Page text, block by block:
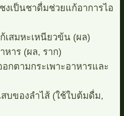
งเป็นชาดื่มช่วยแก้อาการไอ
เสมหะเหนียวข้น (ผล)
หาร (ผล, ราก)
กตามกระเพาะอาหารและ
บของลำไส้ (ใช้ใบต้มดื่ม,